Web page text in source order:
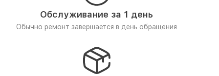
Обслуживание за 1 день
Обычно ремонт завершается в день обращения